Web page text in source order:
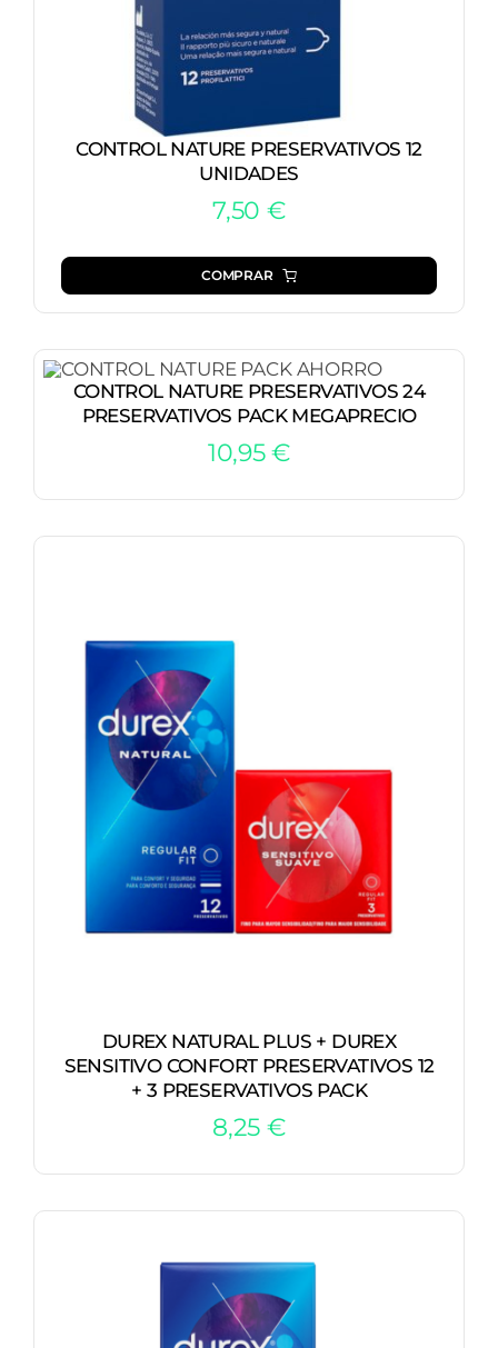
CONTROL NATURE PRESERVATIVOS 12
UNIDADES
7,50€
COMPRAR
CONTROL NATURE PRESERVATIVOS 24
PRESERVATIVOS PACK MEGAPRECIO
10,95€
DUREX NATURAL PLUS + DUREX
SENSITIVO CONFORT PRESERVATIVOS 12
+ 3 PRESERVATIVOS PACK
8,25€